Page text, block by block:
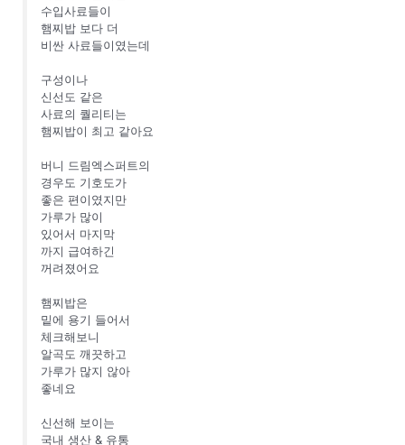
수입사료들이
햄찌밥 보다 더
비싼 사료들이였는데
구성이나
신선도 같은
사료의 퀄리티는
햄찌밥이 최고 같아요
버니 드림엑스퍼트의
경우도 기호도가
좋은 편이였지만
가루가 많이
있어서 마지막
까지 급여하긴
꺼려졌어요
햄찌밥은
밑에 용기 들어서
체크해보니
알곡도 깨끗하고
가루가 많지 않아
좋네요
신선해 보이는
국내 생산 & 유통